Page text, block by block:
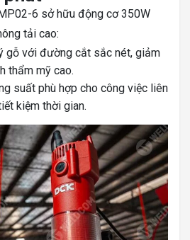
6 sở hữu động cơ 350W
tải cao:
gỗ với đường cắt sắc nét, giảm
thẩm mỹ cao.
suất phù hợp cho công việc liên
kiệm thời gian.